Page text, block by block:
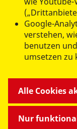
© 2026 ASB
Impressum
Google-
verstehen,
benutzen
umsetzen zu
Nur
Alle Cookies